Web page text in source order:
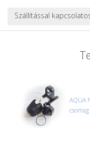
Szállítással
van lehetőség, ezért
akváriumok, bútorok,
vagy saját
úgyhogy előre
CSOMAG ÁTVÉTELE
Amennyiben a
AQUA